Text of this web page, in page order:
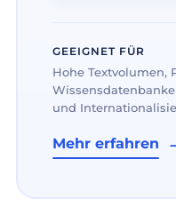
GEEIGNET FÜR
Hohe Textvolumen,
und
Mehr erfahren